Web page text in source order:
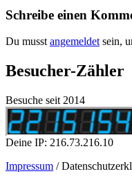
Schreibe einen
Du musst angemeldet sein,
Besucher-Zähler
Besuche seit 2014
Deine IP: 216.73.216.10
Impressum /